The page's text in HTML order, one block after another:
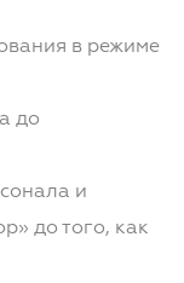
в режиме
до
и
до того, как